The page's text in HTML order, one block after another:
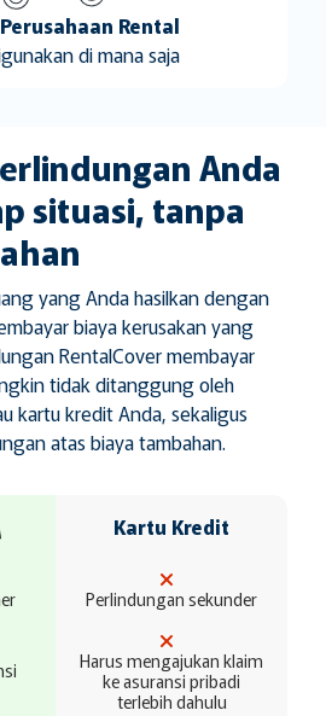
Rental
di mana saja
Anda
situasi, tanpa
yang Anda hasilkan dengan
biaya kerusakan yang
RentalCover membayar
tidak ditanggung oleh
kartu kredit Anda, sekaligus
atas biaya tambahan.
Kartu Kredit
Perlindungan sekunder
Harus mengajukan klaim
ke asuransi pribadi
terlebih dahulu